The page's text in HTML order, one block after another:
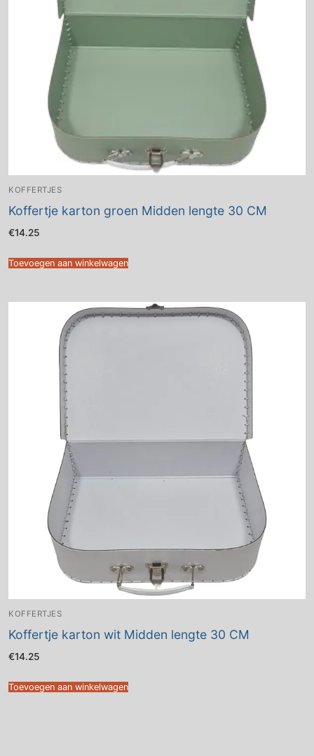
KOFFERTJES
Koffertje karton groen Midden lengte 30 CM
€14.25
Toevoegen aan winkelwagen
KOFFERTJES
Koffertje karton wit Midden lengte 30 CM
€14.25
Toevoegen aan winkelwagen